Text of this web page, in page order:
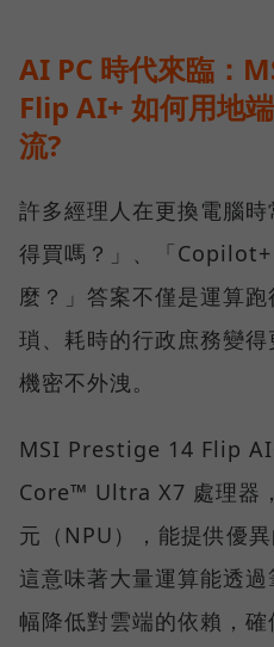
AI PC 時代來臨：
Flip AI+ 如何用地
流?
許多經理人在更換電腦
得買嗎？」、「
麼？」答案不僅是運算
瑣、耗時的行政庶務變
機密不外洩。
MSI Prestige 14 Flip
Core™ Ultra X7 處理器
元（NPU），能提供優
這意味著大量運算能透
幅降低對雲端的依賴，